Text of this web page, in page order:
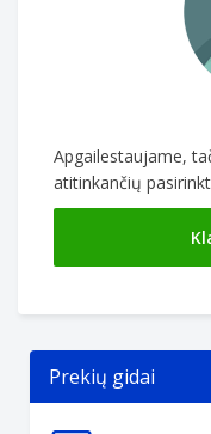
Apgailestaujame,
atitinkančių
Prekių gidai